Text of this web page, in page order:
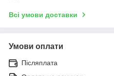
Всі умови доставки
Умови оплати
Післяплата